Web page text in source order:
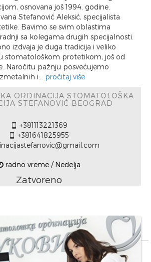
osnovana još 1994. godine.
Stefanović Aleksić, specijalista
Bavimo se svim oblastima
sa kolegama drugih specijalnosti.
izdvaja je duga tradicija i veliko
stomatološkom protetikom, još od
Naročitu pažnju posvećujemo
i... pročitaj više
ORDINACIJA STOMATOLOŠKA
STEFANOVIĆ BEOGRAD
+381113221369
+381641825955
radno vreme / Nedelja
Zatvoreno